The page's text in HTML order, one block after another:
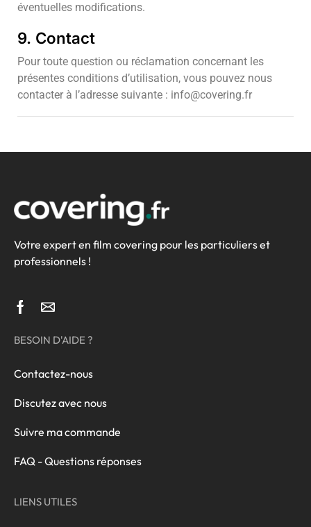
éventuelles modifications.
9. Contact
Pour toute question ou réclamation concernant les
présentes conditions d’utilisation, vous pouvez nous
contacter à l’adresse suivante : info@covering.fr
Votre expert en film covering pour les particuliers et
professionnels !
BESOIN D'AIDE ?
Contactez-nous
Discutez avec nous
Suivre ma commande
FAQ - Questions réponses
LIENS UTILES